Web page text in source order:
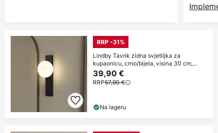
RRP -31%
Lindby Tavrik zidna svjetiljka za
kupaonicu, crno/bijela, visina 30 cm,
staklo
39,90 €
RRP57,90 €
Na lageru